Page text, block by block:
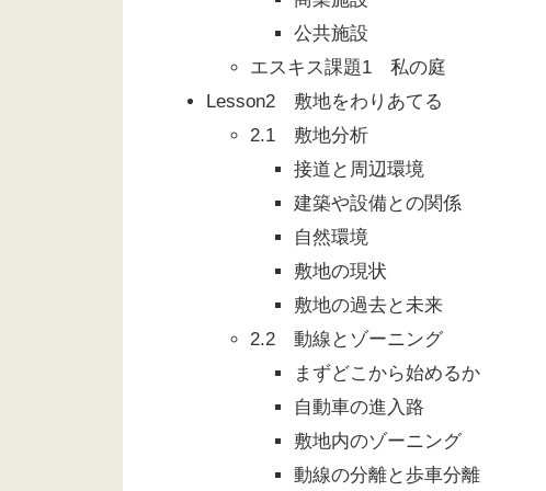
公共施設
エスキス課題1 私の庭
Lesson2 敷地をわりあてる
2.1 敷地分析
接道と周辺環境
建築や設備との関係
自然環境
敷地の現状
敷地の過去と未来
2.2 動線とゾーニング
まずどこから始めるか
自動車の進入路
敷地内のゾーニング
動線の分離と歩車分離